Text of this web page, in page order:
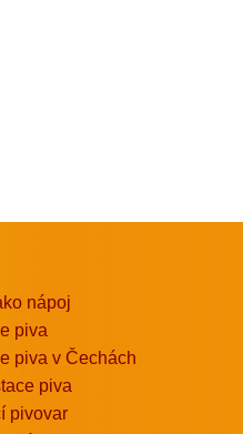
nápoj
piva
piva v Čechách
piva
pivovar